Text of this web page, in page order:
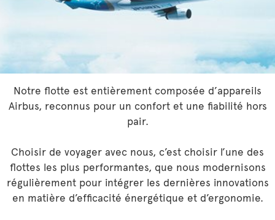
Notre flotte est entièrement composée d’appareils
Airbus, reconnus pour un confort et une fiabilité hors
pair.
Choisir de voyager avec nous, c’est choisir l’une des
flottes les plus performantes, que nous modernisons
régulièrement pour intégrer les dernières innovations
en matière d’efficacité énergétique et d’ergonomie.